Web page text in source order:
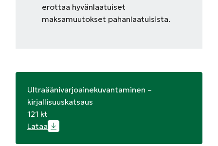
erottaa hyvänlaatuiset
maksamuutokset pahanlaatuisista.
Ultraäänivarjoainekuvantaminen –
kirjallisuuskatsaus
121 kt
Lataa